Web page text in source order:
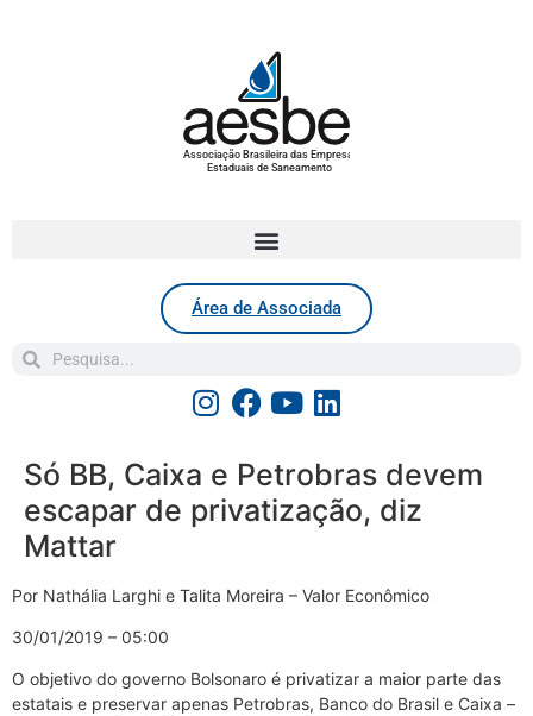
Associação Brasileira das Empresas
Estaduais de Saneamento
Área de Associada
Só BB, Caixa e Petrobras devem
escapar de privatização, diz
Mattar
Por Nathália Larghi e Talita Moreira – Valor Econômico
30/01/2019 – 05:00
O objetivo do governo Bolsonaro é privatizar a maior parte das
estatais e preservar apenas Petrobras, Banco do Brasil e Caixa –